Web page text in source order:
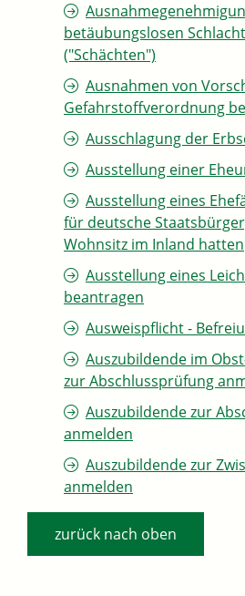
betäubungslosen
("Schächten")
Ausnahmen von
Gefahrstoffverordnung
Ausschlagung der
Ausstellung einer
Ausstellung eines
für deutsche
Wohnsitz im Inland hatten
Ausstellung eines
beantragen
Ausweispflicht -
Auszubildende im
zur Abschlussprüfung
Auszubildende zur
anmelden
Auszubildende zur
anmelden
zurück nach oben